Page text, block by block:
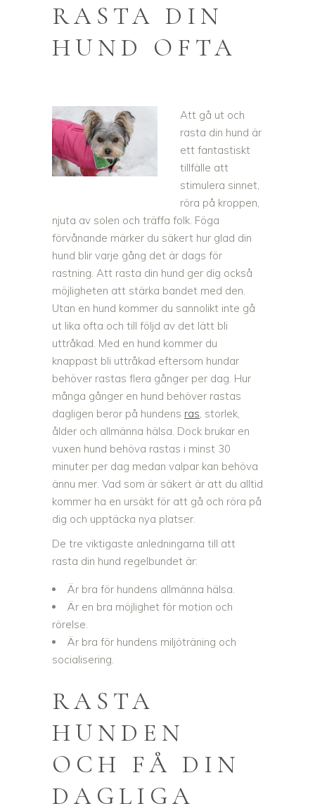
RASTA DIN
HUND OFTA
Att gå ut och
rasta din hund är
ett fantastiskt
tillfälle att
stimulera sinnet,
röra på kroppen,
njuta av solen och träffa folk. Föga
förvånande märker du säkert hur glad din
hund blir varje gång det är dags för
rastning. Att rasta din hund ger dig också
möjligheten att stärka bandet med den.
Utan en hund kommer du sannolikt inte gå
ut lika ofta och till följd av det lätt bli
uttråkad. Med en hund kommer du
knappast bli uttråkad eftersom hundar
behöver rastas flera gånger per dag. Hur
många gånger en hund behöver rastas
dagligen beror på hundens ras , storlek,
ålder och allmänna hälsa. Dock brukar en
vuxen hund behöva rastas i minst 30
minuter per dag medan valpar kan behöva
ännu mer. Vad som är säkert är att du alltid
kommer ha en ursäkt för att gå och röra på
dig och upptäcka nya platser.
De tre viktigaste anledningarna till att
rasta din hund regelbundet är:
Är bra för hundens allmänna hälsa.
Är en bra möjlighet för motion och
rörelse.
Är bra för hundens miljöträning och
socialisering.
RASTA
HUNDEN
OCH FÅ DIN
DAGLIGA